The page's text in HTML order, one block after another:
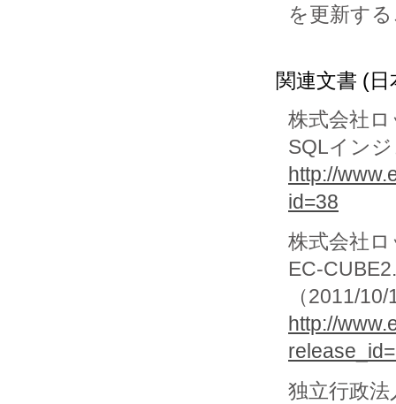
を更新す
関連文書 (日
株式会社
SQLイン
http://
id=38
株式会社
EC-
（2011/
http://
独立行政